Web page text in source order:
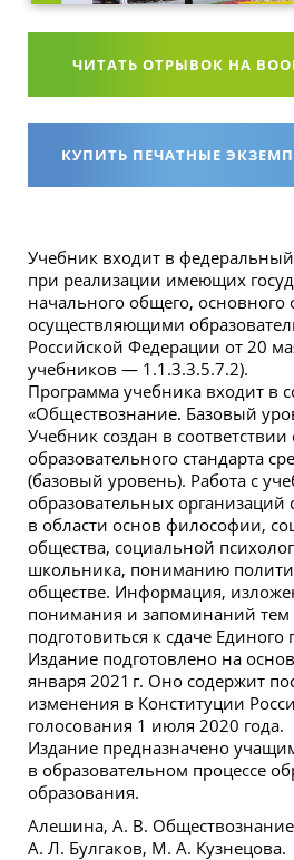
ЧИТАТЬ ОТРЫВОК НА
КУПИТЬ ПЕЧАТНЫЕ
Учебник входит в
при реализации имеющих
начального общего,
осуществляющими
Российской Федерации от 20
учебников — 1.1.3.3.5.7.2).
Программа учебника входит в
«Обществознание. Базовый
Учебник создан в
образовательного стандарта
(базовый уровень). Работа с
образовательных организаций
в области основ философии,
общества, социальной
школьника, пониманию
обществе. Информация,
понимания и запоминаний тем
подготовиться к сдаче
Издание подготовлено на
января 2021 г. Оно содержит
изменения в Конституции
голосования 1 июля 2020 года.
Издание предназначено
в образовательном процессе
образования.
Алешина, А. В.
А. Л. Булгаков, М. А. Кузнецова.